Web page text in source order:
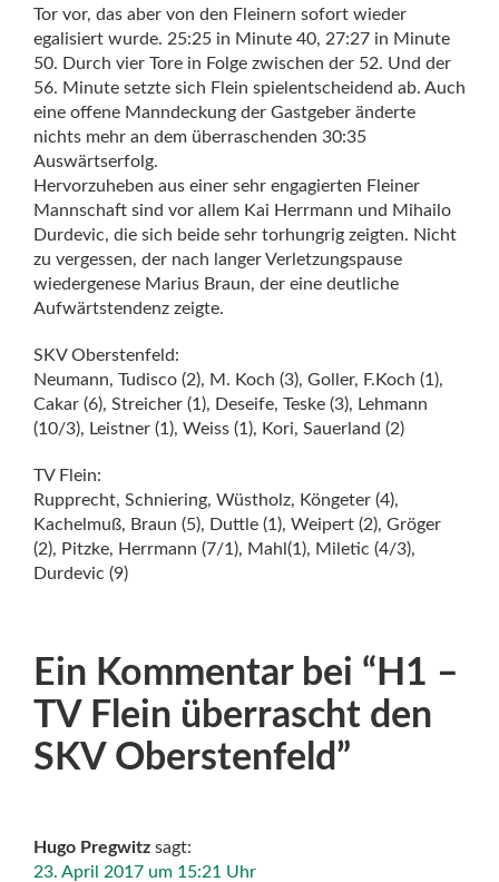
Tor vor, das aber von den Fleinern sofort wieder
egalisiert wurde. 25:25 in Minute 40, 27:27 in Minute
50. Durch vier Tore in Folge zwischen der 52. Und der
56. Minute setzte sich Flein spielentscheidend ab. Auch
eine offene Manndeckung der Gastgeber änderte
nichts mehr an dem überraschenden 30:35
Auswärtserfolg.
Hervorzuheben aus einer sehr engagierten Fleiner
Mannschaft sind vor allem Kai Herrmann und Mihailo
Durdevic, die sich beide sehr torhungrig zeigten. Nicht
zu vergessen, der nach langer Verletzungspause
wiedergenese Marius Braun, der eine deutliche
Aufwärtstendenz zeigte.
SKV Oberstenfeld:
Neumann, Tudisco (2), M. Koch (3), Goller, F.Koch (1),
Cakar (6), Streicher (1), Deseife, Teske (3), Lehmann
(10/3), Leistner (1), Weiss (1), Kori, Sauerland (2)
TV Flein:
Rupprecht, Schniering, Wüstholz, Köngeter (4),
Kachelmuß, Braun (5), Duttle (1), Weipert (2), Gröger
(2), Pitzke, Herrmann (7/1), Mahl(1), Miletic (4/3),
Durdevic (9)
Ein Kommentar bei “ H1 –
TV Flein überrascht den
SKV Oberstenfeld”
Hugo Pregwitz sagt:
23. April 2017 um 15:21 Uhr